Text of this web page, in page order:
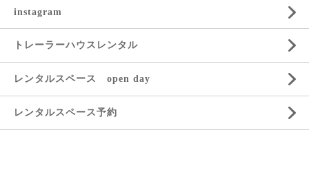
instagram
トレーラーハウスレンタル
レンタルスペース open day
レンタルスペース予約